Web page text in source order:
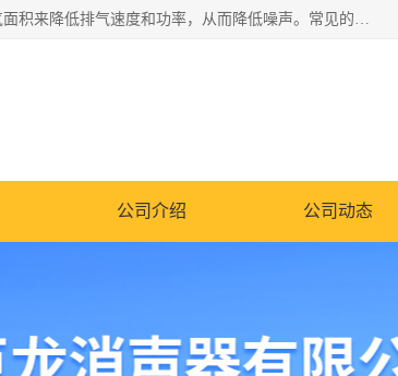
消音器主要用于降低机械设备或枪械等产生的噪声。它通过阻尼或增加排气面积来降低排气速度和功率，从而降低噪声。常见的消音器类型包括阻性消声器、抗性消声器、共振消声器以及阻抗复合式消声器等。这些消音器各有特点，适用于不同频率的噪声消除。
公司介绍 公司动态